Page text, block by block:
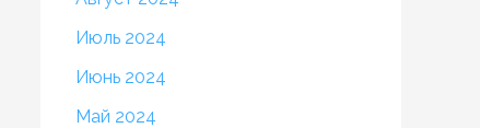
Июль 2024
Июнь 2024
Май 2024